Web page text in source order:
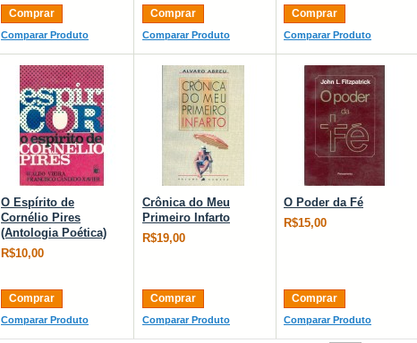
Comprar
Comparar Produto
Comprar
Comparar Produto
Comprar
Comparar Produto
O Espírito de
Cornélio Pires
(Antologia Poética)
R$10,00
Comprar
Comparar Produto
Crônica do Meu
Primeiro Infarto
R$19,00
Comprar
Comparar Produto
O Poder da Fé
R$15,00
Comprar
Comparar Produto